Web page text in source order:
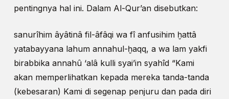
pentingnya hal ini. Dalam Al-Qur’an disebutkan:
sanurîhim âyâtinâ fil-âfâqi wa fî anfusihim ḫattâ
yatabayyana lahum annahul-ḫaqq, a wa lam yakfi
birabbika annahû ‘alâ kulli syai’in syahîd “Kami
akan memperlihatkan kepada mereka tanda-tanda
(kebesaran) Kami di segenap penjuru dan pada diri